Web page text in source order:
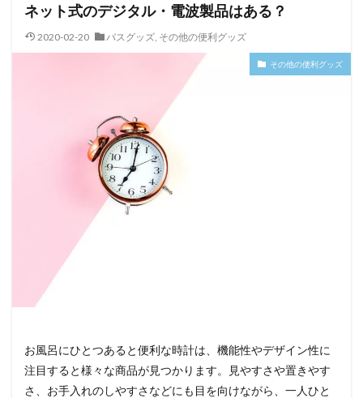
ネット式のデジタル・電波製品はある？
2020-02-20 バスグッズ, その他の便利グッズ
その他の便利グッズ
お風呂にひとつあると便利な時計は、機能性やデザイン性に
注目すると様々な商品が見つかります。見やすさや置きやす
さ、お手入れのしやすさなどにも目を向けながら、一人ひと